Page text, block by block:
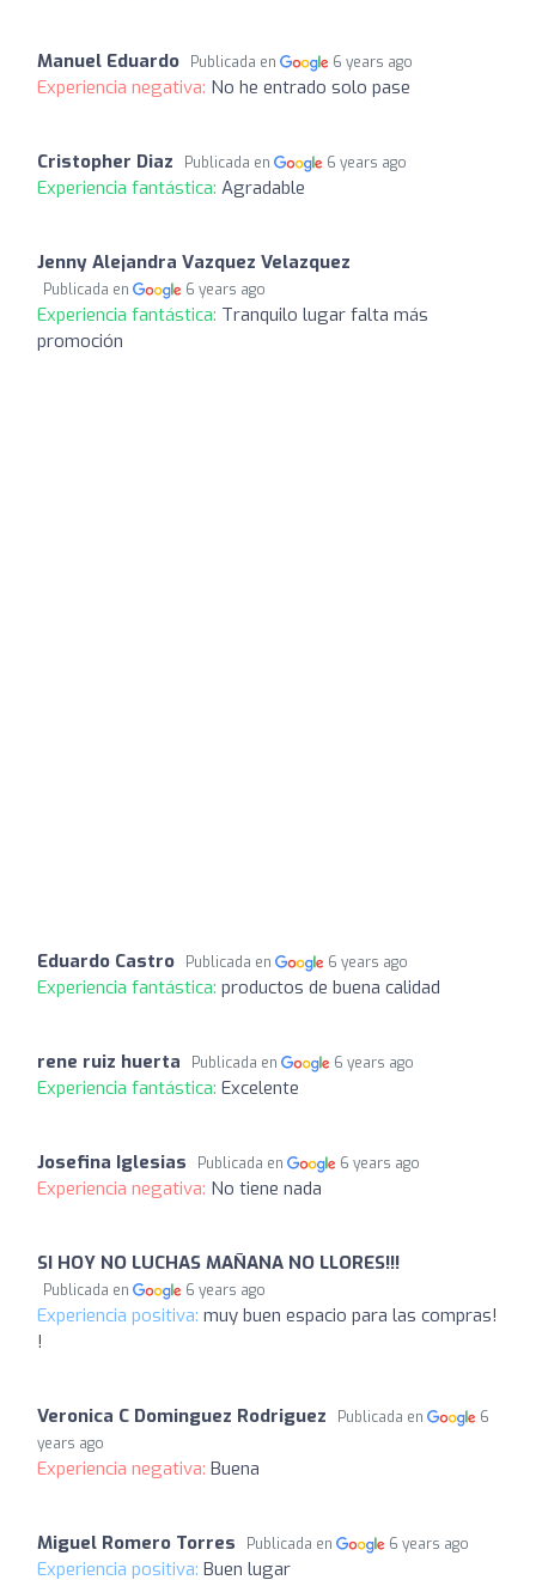
Manuel Eduardo Publicada en 6 years ago
Experiencia negativa: No he entrado solo pase
Cristopher Diaz Publicada en 6 years ago
Experiencia fantástica: Agradable
Jenny Alejandra Vazquez Velazquez
Publicada en 6 years ago
Experiencia fantástica: Tranquilo lugar falta más
promoción
Eduardo Castro Publicada en 6 years ago
Experiencia fantástica: productos de buena calidad
rene ruiz huerta Publicada en 6 years ago
Experiencia fantástica: Excelente
Josefina Iglesias Publicada en 6 years ago
Experiencia negativa: No tiene nada
SI HOY NO LUCHAS MAÑANA NO LLORES!!!
Publicada en 6 years ago
Experiencia positiva: muy buen espacio para las compras!
!
Veronica C Dominguez Rodriguez Publicada en
6
years ago
Experiencia negativa: Buena
Miguel Romero Torres Publicada en 6 years ago
Experiencia positiva: Buen lugar